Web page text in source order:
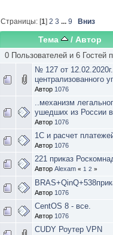
Страницы: [1]2 3 ...9 Вниз
Тема / Автор
0 Пользователей и 6 Гостей
№ 127 от
централизованного
Автор 1076
..механизм
ушедших из России
Автор 1076
1С и расчет
Автор 1076
221 приказ
Автор Alexam « 1 2 »
Автор 1076
CentOS 8 - все.
Автор 1076
CUDY Роутер VPN